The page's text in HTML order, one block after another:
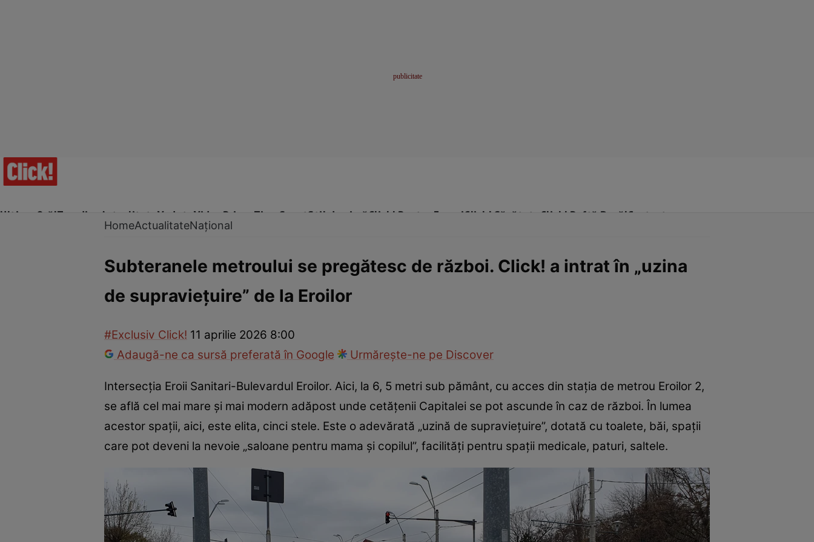
Ultima Oră!Trending Actualitate Vedete Video Prime Time SportStil de viațăClick! Pentru FemeiClick! Sănătate Click! Poftă Bună!Contact
Internațional Fapt diversTehnologie NaționalSport
HomeActualitateNațional
Subteranele metroului se pregătesc de război. Click! a intrat în „uzina
de supraviețuire” de la Eroilor
#Exclusiv Click! 11 aprilie 2026 8:00
Adaugă-ne ca sursă preferată în Google
Urmărește-ne pe Discover
Intersecția Eroii Sanitari-Bulevardul Eroilor. Aici, la 6, 5 metri sub pământ, cu acces din stația de metrou Eroilor 2,
se află cel mai mare și mai modern adăpost unde cetățenii Capitalei se pot ascunde în caz de război. În lumea
acestor spații, aici, este elita, cinci stele. Este o adevărată „uzină de supraviețuire”, dotată cu toalete, băi, spații
care pot deveni la nevoie „saloane pentru mama și copilul”, facilități pentru spații medicale, paturi, saltele.